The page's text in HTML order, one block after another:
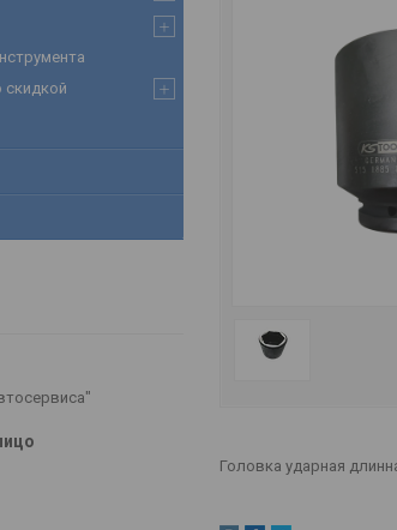
Головка ударная